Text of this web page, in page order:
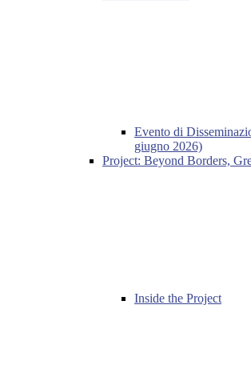
Evento di
giugno 2026)
Project: Beyond Borders,
Inside the Project